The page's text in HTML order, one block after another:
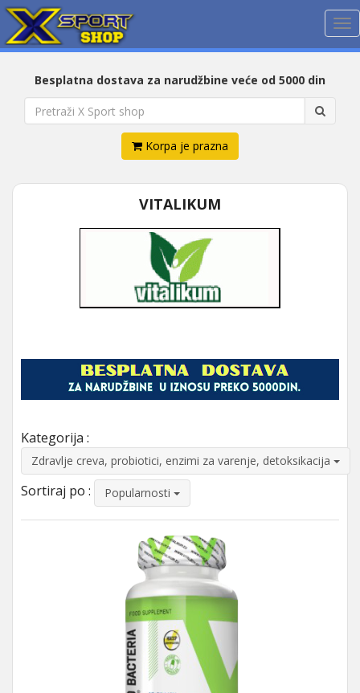
Besplatna dostava za narudžbine veće od 5000 din
Korpa je prazna
VITALIKUM
Kategorija :
Zdravlje creva, probiotici, enzimi za varenje, detoksikacija
Sortiraj po : Popularnosti